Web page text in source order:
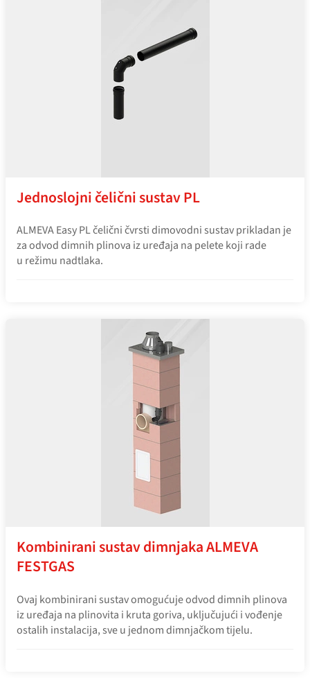
Jednoslojni čelični sustav PL
ALMEVA Easy PL čelični čvrsti dimovodni sustav prikladan je
za odvod dimnih plinova iz uređaja na pelete koji rade
u režimu nadtlaka.
Kombinirani sustav dimnjaka ALMEVA
FESTGAS
Ovaj kombinirani sustav omogućuje odvod dimnih plinova
iz uređaja na plinovita i kruta goriva, uključujući i vođenje
ostalih instalacija, sve u jednom dimnjačkom tijelu.